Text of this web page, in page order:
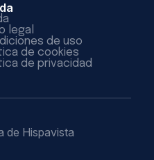
legal
de uso
de cookies
de privacidad
de Hispavista